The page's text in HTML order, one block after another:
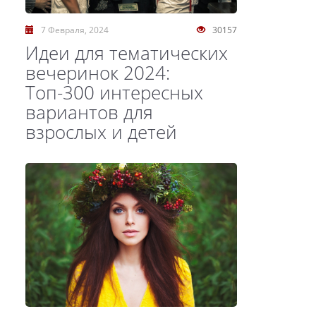
30157
7 Февраля, 2024
Идеи для тематических
вечеринок 2024:
Топ-300 интересных
вариантов для
взрослых и детей